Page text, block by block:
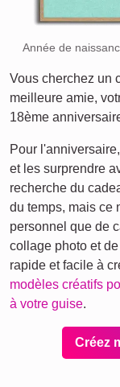
Année de
Vous cherchez un
meilleure amie,
18ème
Pour
et les surprendre
recherche du
du temps, mais ce
personnel que de
collage photo et
rapide et facile à
modèles créatifs
à votre guise.
Créez